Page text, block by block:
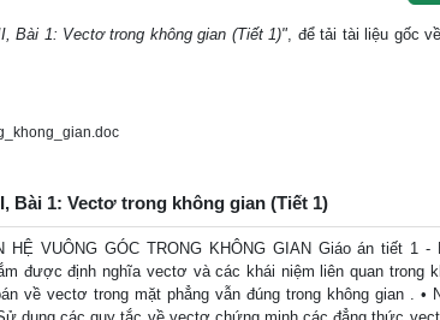
Bài 1: Vectơ trong không gian (Tiết 1)", để tải tài liệu gốc
Bài 1: Vectơ trong không gian (Tiết 1)
HỆ VUÔNG GÓC TRONG KHÔNG GIAN Giáo án tiết 1 -
được định nghĩa vectơ và các khái niệm liên quan trong
về vectơ trong mặt phẳng vẫn đúng trong không gian . •